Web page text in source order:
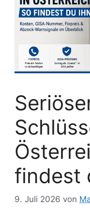
findest
9. Juli 2026 von